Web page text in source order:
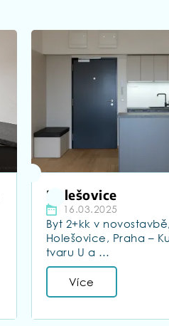
Holešovice
16.03.2025
Byt 2+kk v novostavbě,
Holešovice, Praha –
tvaru U a …
Více